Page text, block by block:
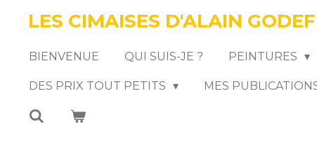
Passer
principal
LES CIMAISES D'ALAIN
BIENVENUE QUI SUIS-JE ? PEINTURES
DES PRIX TOUT PETITS MES